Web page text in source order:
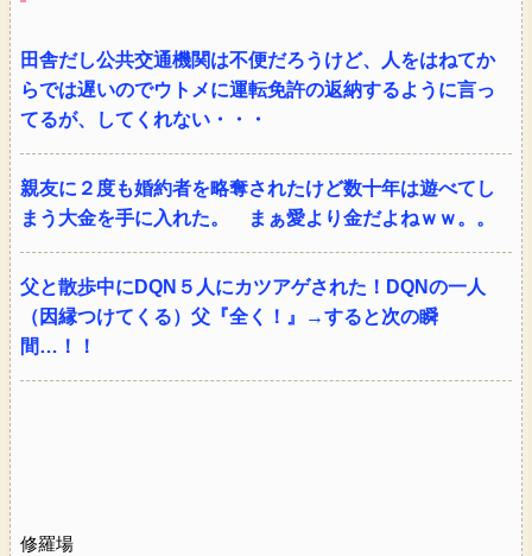
田舎だし公共交通機関は不便だろうけど、人をはねてか
らでは遅いのでウトメに運転免許の返納するように言っ
てるが、してくれない・・・
親友に２度も婚約者を略奪されたけど数十年は遊べてし
まう大金を手に入れた。 まぁ愛より金だよねｗｗ。。
父と散歩中にDQN５人にカツアゲされた！DQNの一人
（因縁つけてくる）父『全く！』→すると次の瞬
間…！！
修羅場